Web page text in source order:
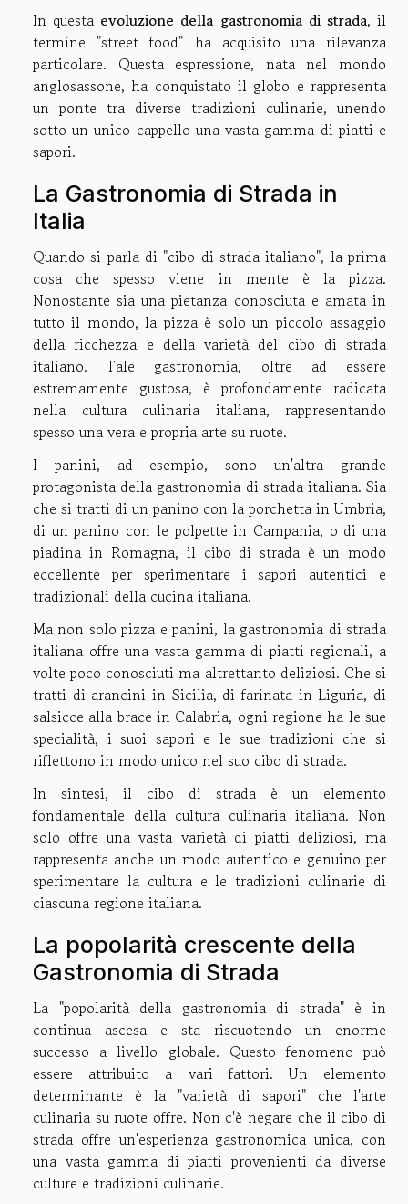
In questa evoluzione della gastronomia di strada, il
termine "street food" ha acquisito una rilevanza
particolare. Questa espressione, nata nel mondo
anglosassone, ha conquistato il globo e rappresenta
un ponte tra diverse tradizioni culinarie, unendo
sotto un unico cappello una vasta gamma di piatti e
sapori.
La Gastronomia di Strada in
Italia
Quando si parla di "cibo di strada italiano", la prima
cosa che spesso viene in mente è la pizza.
Nonostante sia una pietanza conosciuta e amata in
tutto il mondo, la pizza è solo un piccolo assaggio
della ricchezza e della varietà del cibo di strada
italiano. Tale gastronomia, oltre ad essere
estremamente gustosa, è profondamente radicata
nella cultura culinaria italiana, rappresentando
spesso una vera e propria arte su ruote.
I panini, ad esempio, sono un'altra grande
protagonista della gastronomia di strada italiana. Sia
che si tratti di un panino con la porchetta in Umbria,
di un panino con le polpette in Campania, o di una
piadina in Romagna, il cibo di strada è un modo
eccellente per sperimentare i sapori autentici e
tradizionali della cucina italiana.
Ma non solo pizza e panini, la gastronomia di strada
italiana offre una vasta gamma di piatti regionali, a
volte poco conosciuti ma altrettanto deliziosi. Che si
tratti di arancini in Sicilia, di farinata in Liguria, di
salsicce alla brace in Calabria, ogni regione ha le sue
specialità, i suoi sapori e le sue tradizioni che si
riflettono in modo unico nel suo cibo di strada.
In sintesi, il cibo di strada è un elemento
fondamentale della cultura culinaria italiana. Non
solo offre una vasta varietà di piatti deliziosi, ma
rappresenta anche un modo autentico e genuino per
sperimentare la cultura e le tradizioni culinarie di
ciascuna regione italiana.
La popolarità crescente della
Gastronomia di Strada
La "popolarità della gastronomia di strada" è in
continua ascesa e sta riscuotendo un enorme
successo a livello globale. Questo fenomeno può
essere attribuito a vari fattori. Un elemento
determinante è la "varietà di sapori" che l'arte
culinaria su ruote offre. Non c'è negare che il cibo di
strada offre un'esperienza gastronomica unica, con
una vasta gamma di piatti provenienti da diverse
culture e tradizioni culinarie.